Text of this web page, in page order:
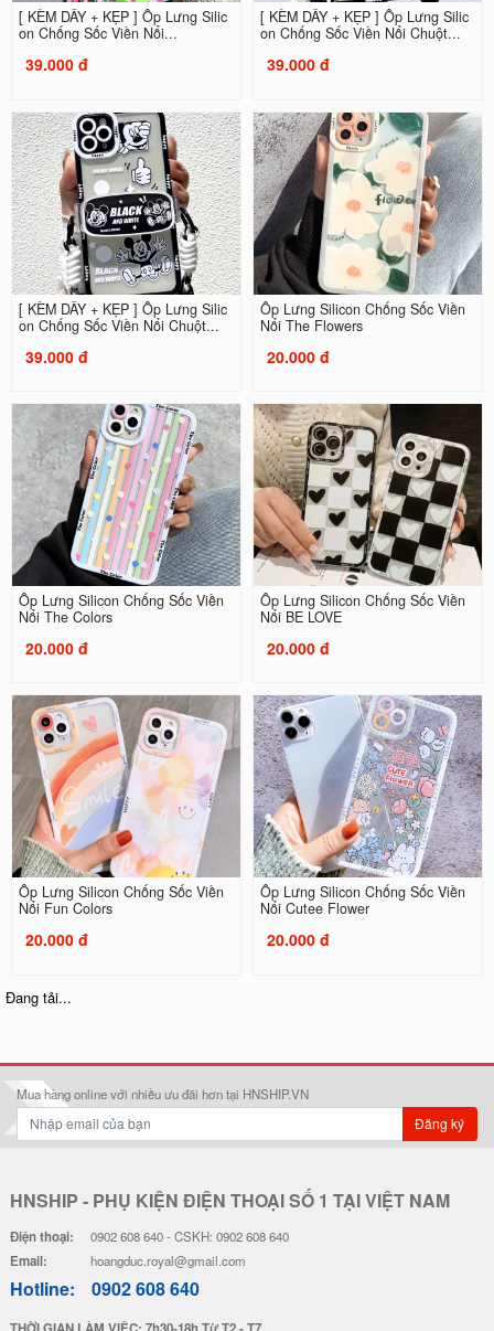
[ KÈM DÂY + KẸP ] Ốp Lưng Silic
on Chống Sốc Viền Nổi...
39.000 đ
[ KÈM DÂY + KẸP ] Ốp Lưng Silic
on Chống Sốc Viền Nổi Chuột...
39.000 đ
[ KÈM DÂY + KẸP ] Ốp Lưng Silic
on Chống Sốc Viền Nổi Chuột...
39.000 đ
Ốp Lưng Silicon Chống Sốc Viền
Nổi The Flowers
20.000 đ
Ốp Lưng Silicon Chống Sốc Viền
Nổi The Colors
20.000 đ
Ốp Lưng Silicon Chống Sốc Viền
Nổi BE LOVE
20.000 đ
Ốp Lưng Silicon Chống Sốc Viền
Nổi Fun Colors
20.000 đ
Ốp Lưng Silicon Chống Sốc Viền
Nổi Cutee Flower
20.000 đ
Nổi - Hình Nổi Happy Day
28.000 đ
Ốp Lưng Silicon Chống Sốc Viền
Nổi Pokemon x Doremon
20.000 đ